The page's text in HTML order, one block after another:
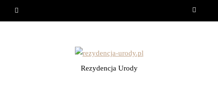
Rezydencja Urody